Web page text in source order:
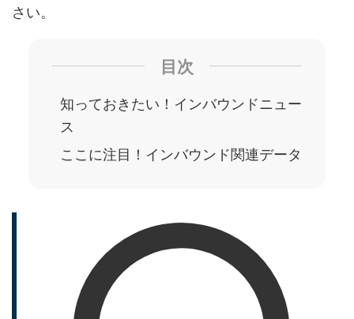
さい。
目次
知っておきたい！インバウンドニュー
ス
ここに注目！インバウンド関連データ